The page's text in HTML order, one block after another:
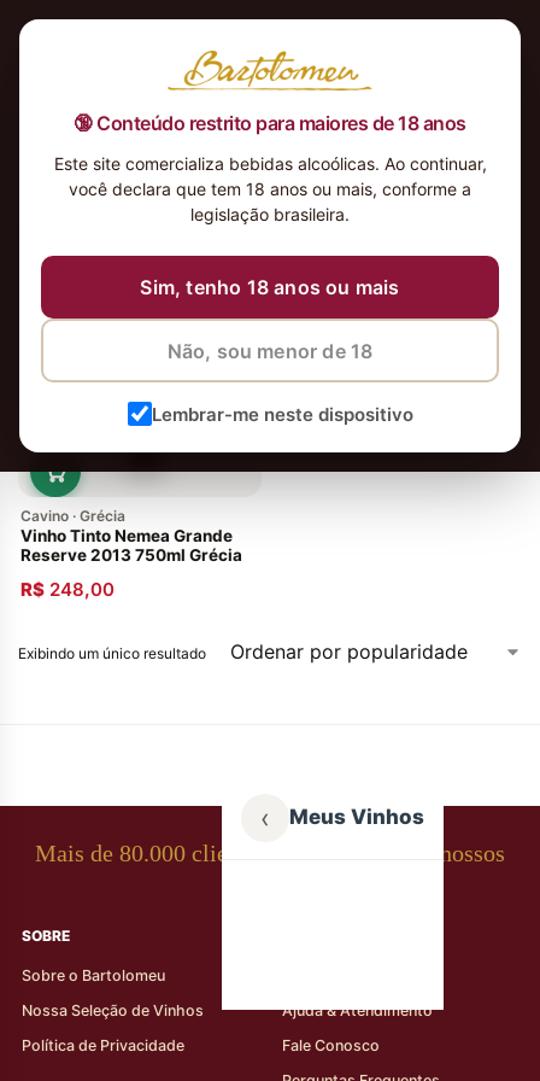
🔞 Conteúdo restrito para maiores de 18 anos
Este site comercializa bebidas alcoólicas. Ao continuar,
você declara que tem 18 anos ou mais, conforme a
legislação brasileira.
Sim, tenho 18 anos ou mais
Não, sou menor de 18
Lembrar-me neste dispositivo
Cavino · Grécia
Vinho Tinto Nemea Grande
Reserve 2013 750ml Grécia
R$ 248,00
Exibindo um único resultado
‹ Meus Vinhos
Mais de 80.000 clientes apaixonados por nossos
SOBRE
Sobre o Bartolomeu
Nossa Seleção de Vinhos
Política de Privacidade
Ajuda & Atendimento
Fale Conosco